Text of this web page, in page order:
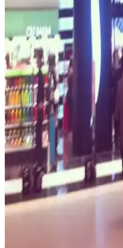
Sephora’da Kaş
Doğal ve Şık
Sephora’da bulunan kaş
ve şık kaşlara ulaşmak çok
bakım ile yüz ifadenizi
Caddede Sephora
Alışverişinde Yeni
Caddede Sephora mağazaları,
ve ürün çeşitliliği ile kozmetik
getiriyor. Deneme ve uzman
artırıyor.
Akasya AVM'de
Tutkunlarının Gözde
Akasya AVM'deki Sephora
uzman hizmetleriyle kozmetik
Güncel ürünler ve deneyim